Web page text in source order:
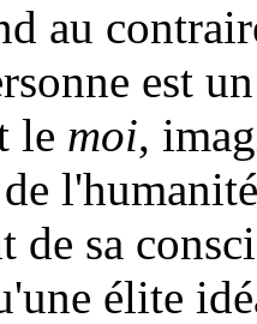
au
est
le moi,
de
de sa
élite